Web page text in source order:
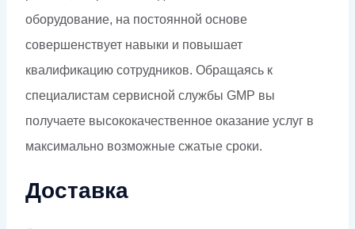
оборудование, на постоянной основе
совершенствует навыки и повышает
квалификацию сотрудников. Обращаясь к
специалистам сервисной службы GMP вы
получаете высококачественное оказание услуг в
максимально возможные сжатые сроки.
Доставка